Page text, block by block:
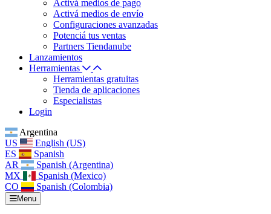
Activá medios de pago
Activá medios de envío
Configuraciones avanzadas
Potenciá tus ventas
Partners Tiendanube
Lanzamientos
Herramientas
Herramientas gratuitas
Tienda de aplicaciones
Especialistas
Login
Argentina
US
English (US)
ES
Spanish
AR
Spanish (Argentina)
MX
Spanish (Mexico)
CO
Spanish (Colombia)
Menu